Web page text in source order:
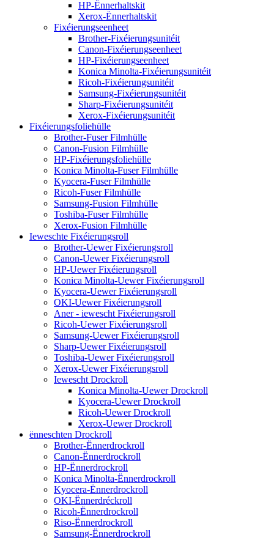
HP-Ënnerhaltskit
Xerox-Ënnerhaltskit
Fixéierungseenheet
Brother-Fixéierungsunitéit
Canon-Fixéierungseenheet
HP-Fixéierungseenheet
Konica Minolta-Fixéierungsunitéit
Ricoh-Fixéierungsunitéit
Samsung-Fixéierungsunitéit
Sharp-Fixéierungsunitéit
Xerox-Fixéierungsunitéit
Fixéierungsfoliehülle
Brother-Fuser Filmhülle
Canon-Fusion Filmhülle
HP-Fixéierungsfoliehülle
Konica Minolta-Fuser Filmhülle
Kyocera-Fuser Filmhülle
Ricoh-Fuser Filmhülle
Samsung-Fusion Filmhülle
Toshiba-Fuser Filmhülle
Xerox-Fusion Filmhülle
Ieweschte Fixéierungsroll
Brother-Uewer Fixéierungsroll
Canon-Uewer Fixéierungsroll
HP-Uewer Fixéierungsroll
Konica Minolta-Uewer Fixéierungsroll
Kyocera-Uewer Fixéierungsroll
OKI-Uewer Fixéierungsroll
Aner - iewescht Fixéierungsroll
Ricoh-Uewer Fixéierungsroll
Samsung-Uewer Fixéierungsroll
Sharp-Uewer Fixéierungsroll
Toshiba-Uewer Fixéierungsroll
Xerox-Uewer Fixéierungsroll
Iewescht Drockroll
Konica Minolta-Uewer Drockroll
Kyocera-Uewer Drockroll
Ricoh-Uewer Drockroll
Xerox-Uewer Drockroll
ënneschten Drockroll
Brother-Ënnerdrockroll
Canon-Ënnerdrockroll
HP-Ënnerdrockroll
Konica Minolta-Ënnerdrockroll
Kyocera-Ënnerdrockroll
OKI-Ënnerdréckroll
Ricoh-Ënnerdrockroll
Riso-Ënnerdrockroll
Samsung-Ënnerdrockroll